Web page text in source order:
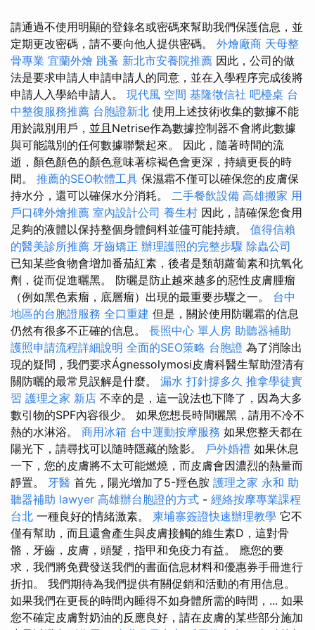
請通過不使用明顯的登錄名或密碼來幫助我們保護信息，並
定期更改密碼，請不要向他人提供密碼。 外燴廠商 天母整
骨專業 宜蘭外燴 跳蚤 新北市安養院推薦 因此，公司的做
法是要求申請人申請申請人的同意，並在入學程序完成後將
申請人入學給申請人。 現代風 空間 基隆徵信社 吧檯桌 台
中整復服務推薦 台胞證新北 使用上述技術收集的數據不能
用於識別用戶，並且Netrise作為數據控制器不會將此數據
與可能識別的任何數據聯繫起來。 因此，隨著時間的流
逝，顏色顏色的顏色意味著棕褐色會更深，持續更長的時
間。 推薦的SEO軟體工具 保濕霜不僅可以確保您的皮膚保
持水分，還可以確保水分消耗。 二手餐飲設備 高雄搬家 用
戶口碑外燴推薦 室內設計公司 養生村 因此，請確保您食用
足夠的液體以保持整個身體飼料並儘可能持續。 值得信賴
的醫美診所推薦 牙齒矯正 辦理護照的完整步驟 除蟲公司
已知某些食物會增加番茄紅素，後者是類胡蘿蔔素和抗氧化
劑，從而促進曬黑。 防曬是防止越來越多的惡性皮膚腫瘤
（例如黑色素瘤，底層瘤）出現的最重要步驟之一。 台中
地區的台胞證服務 全口重建 但是，關於使用防曬霜的信息
仍然有很多不正確的信息。 長照中心 單人房 助聽器補助
護照申請流程詳細說明 全面的SEO策略 台胞證 為了消除出
現的疑問，我們要求Ágnessolymosi皮膚科醫生幫助澄清有
關防曬的最常見誤解是什麼。 漏水 打針撐多久 推拿學徒實
習 護理之家 新店 不幸的是，這一說法也下降了，因為大多
數引物的SPF內容很少。 如果您想長時間曬黑，請用不冷不
熱的水淋浴。 商用冰箱 台中運動按摩服務 如果您整天都在
陽光下，請尋找可以隨時隱藏的陰影。 戶外婚禮 如果休息
一下，您的皮膚將不太可能燃燒，而皮膚會因濃烈的熱量而
靜置。 牙醫 首先，陽光增加了5-羥色胺 護理之家 永和 助
聽器補助 lawyer 高雄辦台胞證的方式 - 經絡按摩專業課程
台北 一種良好的情緒激素。 柬埔寨簽證快速辦理教學 它不
僅有幫助，而且還會產生與皮膚接觸的維生素D，這對骨
骼，牙齒，皮膚，頭髮，指甲和免疫力有益。 應您的要
求，我們將免費發送我們的書面信息材料和優惠券手冊進行
折扣。 我們期待為我們提供有關促銷和活動的有用信息。
如果我們在更長的時間內睡得不如身體所需的時間，... 如果
您不確定皮膚對奶油的反應良好，請在皮膚的某些部分施加